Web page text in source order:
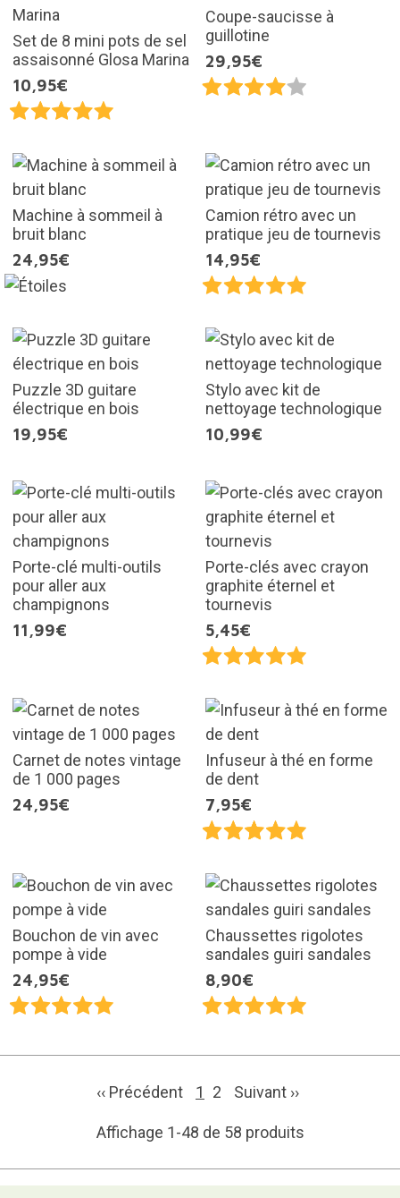
Set de 8 mini pots de sel
assaisonné Glosa Marina
10,95€
Coupe-saucisse à
guillotine
29,95€
Machine à sommeil à
bruit blanc
24,95€
Camion rétro avec un
pratique jeu de tournevis
14,95€
Puzzle 3D guitare
électrique en bois
19,95€
Stylo avec kit de
nettoyage technologique
10,99€
Porte-clé multi-outils
pour aller aux
champignons
11,99€
Porte-clés avec crayon
graphite éternel et
tournevis
5,45€
Carnet de notes vintage
de 1 000 pages
24,95€
Infuseur à thé en forme
de dent
7,95€
Bouchon de vin avec
pompe à vide
24,95€
Chaussettes rigolotes
sandales guiri sandales
8,90€
‹‹ Précédent 1 2 Suivant ››
Affichage 1-48 de 58 produits